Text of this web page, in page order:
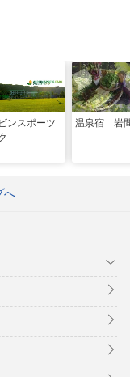
ンスポーツ
温泉宿 岩
へ